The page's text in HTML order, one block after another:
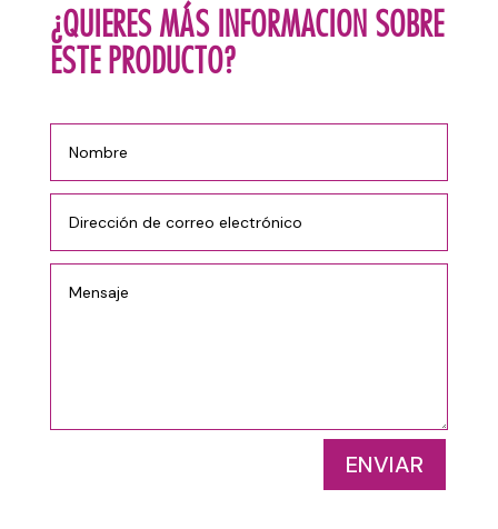
¿QUIERES MÁS INFORMACION SOBRE
ESTE PRODUCTO?
ENVIAR